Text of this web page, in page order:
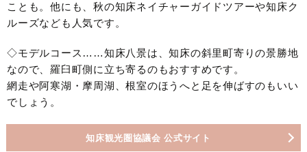
ことも。他にも、秋の知床ネイチャーガイドツアーや知床ク
ルーズなども人気です。
◇モデルコース……知床八景は、知床の斜里町寄りの景勝地
なので、羅臼町側に立ち寄るのもおすすめです。
網走や阿寒湖・摩周湖、根室のほうへと足を伸ばすのもいい
でしょう。
知床観光圏協議会 公式サイト